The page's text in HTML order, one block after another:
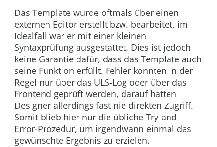
Das Template wurde oftmals über einen
externen Editor erstellt bzw. bearbeitet, im
Idealfall war er mit einer kleinen
Syntaxprüfung ausgestattet. Dies ist jedoch
keine Garantie dafür, dass das Template auch
seine Funktion erfüllt. Fehler konnten in der
Regel nur über das ULS-Log oder über das
Frontend geprüft werden, darauf hatten
Designer allerdings fast nie direkten Zugriff.
Somit blieb hier nur die übliche Try-and-
Error-Prozedur, um irgendwann einmal das
gewünschte Ergebnis zu erzielen.